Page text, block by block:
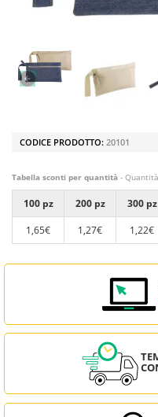
CODICE PRODOTTO: 20101
Tabella sconti per quantità -
100 pz 200 pz 300 pz
1,65€
1,27€ 1,22€